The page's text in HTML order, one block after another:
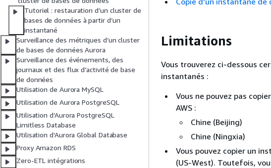
Tutoriel : restauration d’un cluster de
bases de données à partir d’un
instantané
Surveillance des métriques d’un cluster
de bases de données Aurora
Surveillance des événements, des
journaux et des flux d’activité de base
de données
Utilisation de Aurora MySQL
Utilisation de Aurora PostgreSQL
Utilisation d’Aurora PostgreSQL
Limitless Database
Utilisation d’Aurora Global Database
Proxy Amazon RDS
Zero-ETL intégrations
Limitations
Vous trouverez ci-dessous
instantanés :
Vous ne pouvez pas
AWS :
Chine (Beijing)
Chine (Ningxia)
Vous pouvez copier un
(US-West). Toutefois,